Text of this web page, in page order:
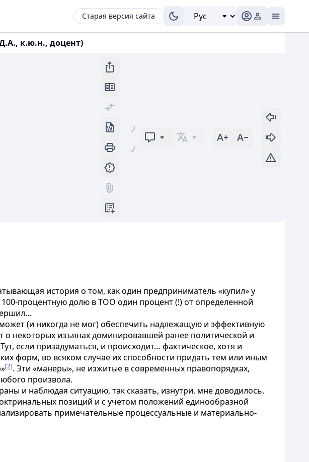
Старая версия сайта
к.ю.н., доцент)
история о том, как один предприниматель «купил» у
100-процентную долю в ТОО один процент (!) от определенной
(и никогда не мог) обеспечить надлежащую и эффективную
о некоторых изъянах доминировавшей ранее политической и
если призадуматься, и происходит… фактическое, хотя и
форм, во всяком случае их способности придать тем или иным
[2]. Эти «манеры», не изжитые в современных правопорядках,
произвола.
и наблюдая ситуацию, так сказать, изнутри, мне доводилось,
позиций и с учетом положений единообразной
примечательные процессуальные и материально-